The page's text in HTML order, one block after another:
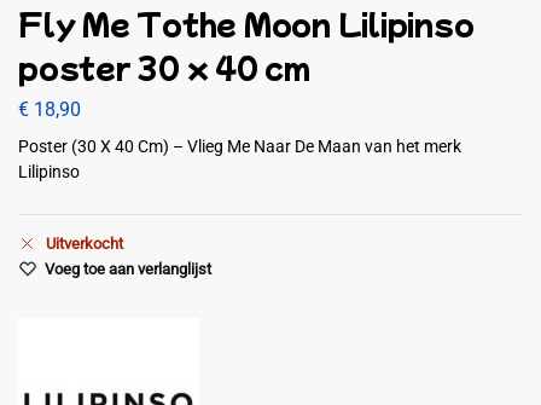
Fly Me Tothe Moon Lilipinso
poster 30 x 40 cm
€ 18,90
Poster (30 X 40 Cm) – Vlieg Me Naar De Maan van het merk
Lilipinso
Uitverkocht
Voeg toe aan verlanglijst